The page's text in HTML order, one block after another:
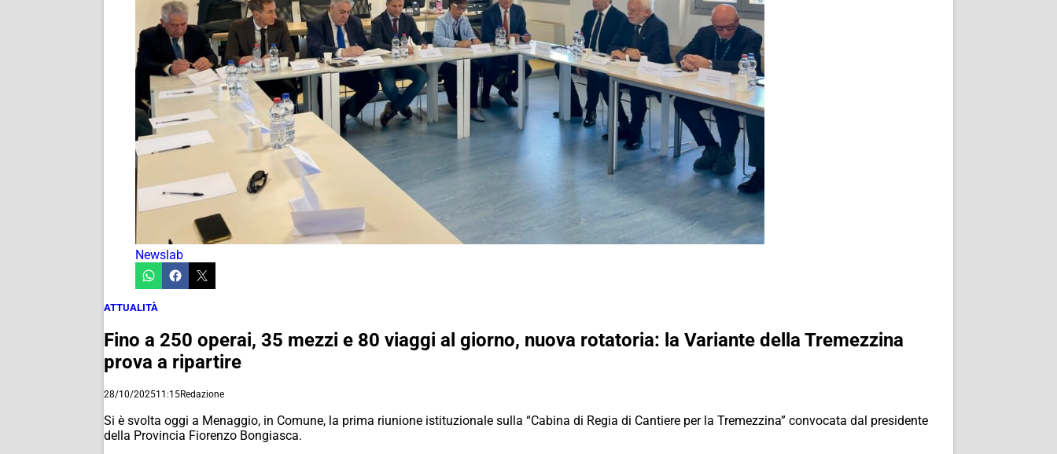
Newslab
ATTUALITÀ
Fino a 250 operai, 35 mezzi e 80 viaggi al giorno, nuova rotatoria: la Variante della Tremezzina
prova a ripartire
28/10/202511:15Redazione
Si è svolta oggi a Menaggio, in Comune, la prima riunione istituzionale sulla “Cabina di Regia di Cantiere per la Tremezzina” convocata dal presidente
della Provincia Fiorenzo Bongiasca.